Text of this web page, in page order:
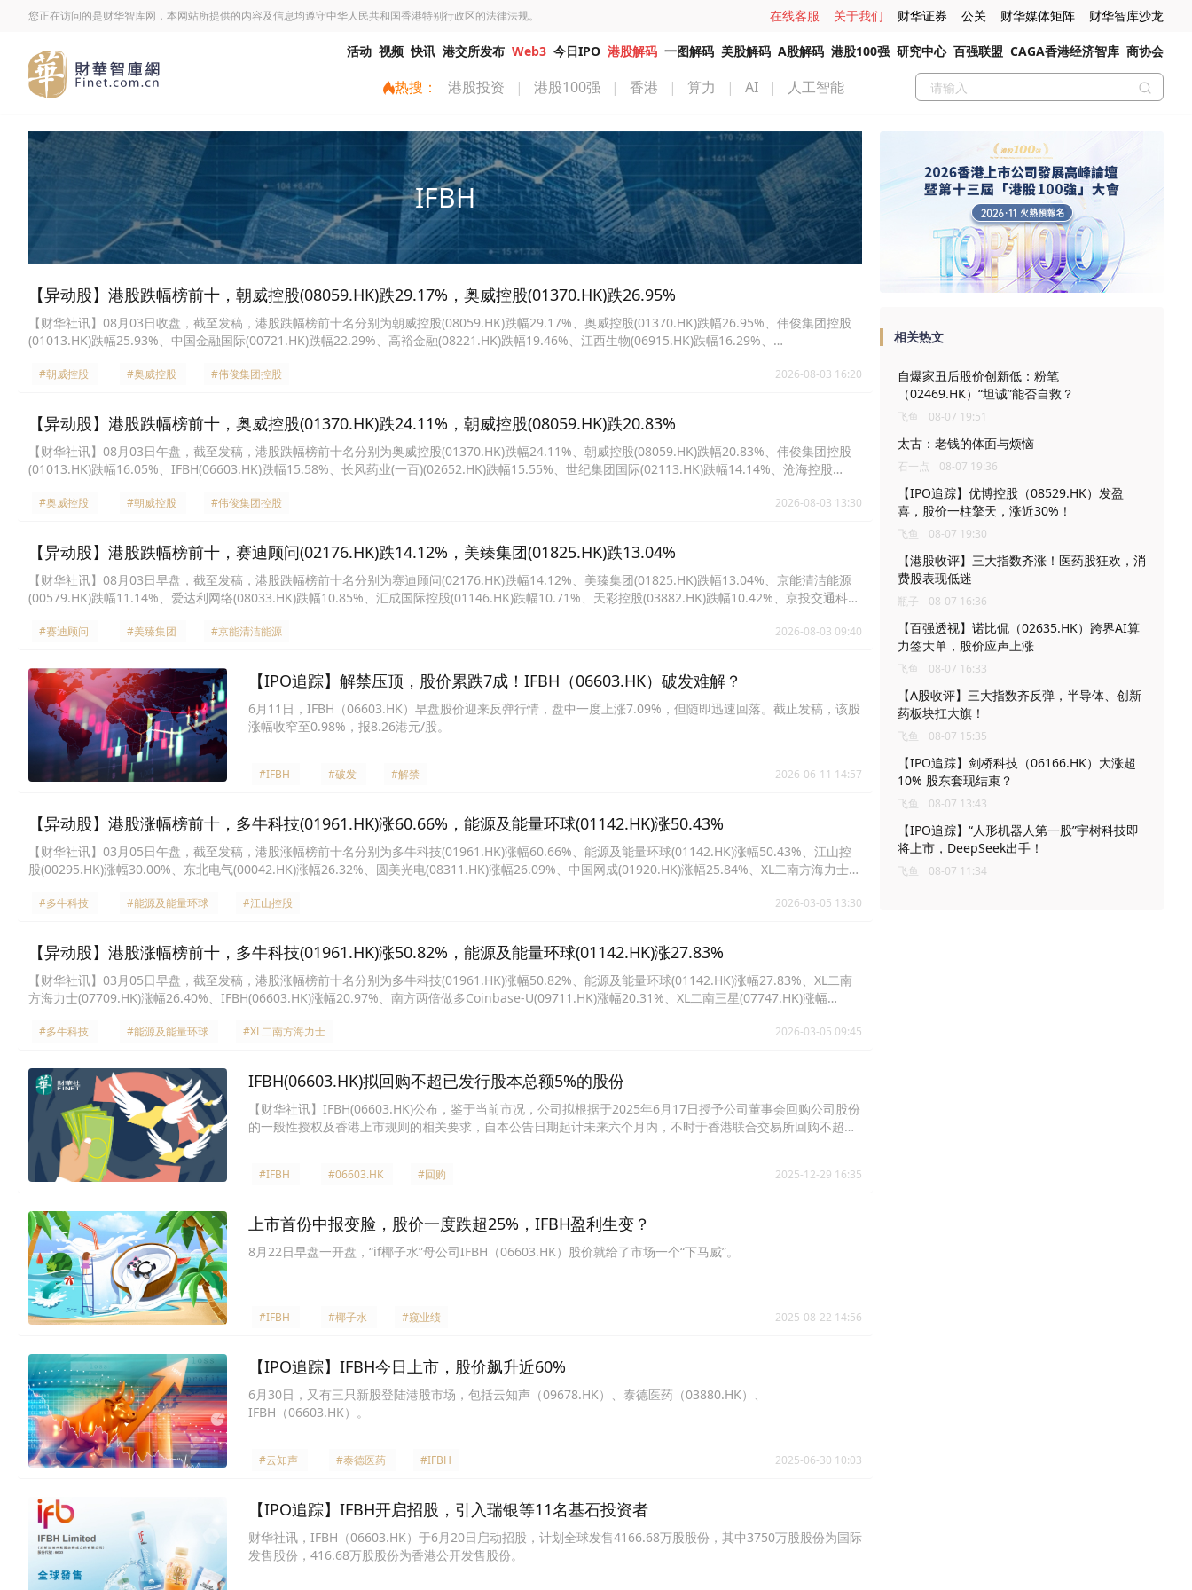
您正在访问的是财华智库网，本网站所提供的内容及信息均遵守中华人民共和国香港特别行政区的法律法规。 在线客服 关于我们 财华证券 公关 财华媒体矩阵 财华智库沙龙
活动 视频 快讯 港交所发布 Web3 今日IPO 港股解码 一图解码 美股解码 A股解码 港股100强 研究中心 百强联盟 CAGA香港经济智库 商协会
热搜： 港股投资 | 港股100强 | 香港 | 算力 | AI | 人工智能
IFBH
【异动股】港股跌幅榜前十，朝威控股(08059.HK)跌29.17%，奥威控股(01370.HK)跌26.95%
【财华社讯】08月03日收盘，截至发稿，港股跌幅榜前十名分别为朝威控股(08059.HK)跌幅29.17%、奥威控股(01370.HK)跌幅26.95%、伟俊集团控股
(01013.HK)跌幅25.93%、中国金融国际(00721.HK)跌幅22.29%、高裕金融(08221.HK)跌幅19.46%、江西生物(06915.HK)跌幅16.29%、
#朝威控股 #奥威控股 #伟俊集团控股 2026-08-03 16:20
【异动股】港股跌幅榜前十，奥威控股(01370.HK)跌24.11%，朝威控股(08059.HK)跌20.83%
【财华社讯】08月03日午盘，截至发稿，港股跌幅榜前十名分别为奥威控股(01370.HK)跌幅24.11%、朝威控股(08059.HK)跌幅20.83%、伟俊集团控股
(01013.HK)跌幅16.05%、IFBH(06603.HK)跌幅15.58%、长风药业(一百)(02652.HK)跌幅15.55%、世纪集团国际(02113.HK)跌幅14.14%、沧海控股
#奥威控股 #朝威控股 #伟俊集团控股 2026-08-03 13:30
【异动股】港股跌幅榜前十，赛迪顾问(02176.HK)跌14.12%，美臻集团(01825.HK)跌13.04%
【财华社讯】08月03日早盘，截至发稿，港股跌幅榜前十名分别为赛迪顾问(02176.HK)跌幅14.12%、美臻集团(01825.HK)跌幅13.04%、京能清洁能源
(00579.HK)跌幅11.14%、爱达利网络(08033.HK)跌幅10.85%、汇成国际控股(01146.HK)跌幅10.71%、天彩控股(03882.HK)跌幅10.42%、京投交通科技
#赛迪顾问 #美臻集团 #京能清洁能源 2026-08-03 09:40
【IPO追踪】解禁压顶，股价累跌7成！IFBH（06603.HK）破发难解？
6月11日，IFBH（06603.HK）早盘股价迎来反弹行情，盘中一度上涨7.09%，但随即迅速回落。截止发稿，该股
涨幅收窄至0.98%，报8.26港元/股。
#IFBH #破发 #解禁 2026-06-11 14:57
【异动股】港股涨幅榜前十，多牛科技(01961.HK)涨60.66%，能源及能量环球(01142.HK)涨50.43%
【财华社讯】03月05日午盘，截至发稿，港股涨幅榜前十名分别为多牛科技(01961.HK)涨幅60.66%、能源及能量环球(01142.HK)涨幅50.43%、江山控
股(00295.HK)涨幅30.00%、东北电气(00042.HK)涨幅26.32%、圆美光电(08311.HK)涨幅26.09%、中国网成(01920.HK)涨幅25.84%、XL二南方海力士
#多牛科技 #能源及能量环球 #江山控股 2026-03-05 13:30
【异动股】港股涨幅榜前十，多牛科技(01961.HK)涨50.82%，能源及能量环球(01142.HK)涨27.83%
【财华社讯】03月05日早盘，截至发稿，港股涨幅榜前十名分别为多牛科技(01961.HK)涨幅50.82%、能源及能量环球(01142.HK)涨幅27.83%、XL二南
方海力士(07709.HK)涨幅26.40%、IFBH(06603.HK)涨幅20.97%、南方两倍做多Coinbase-U(09711.HK)涨幅20.31%、XL二南三星(07747.HK)涨幅
倍做多Coinbase(07711.HK)涨幅16.09%。
#多牛科技 #能源及能量环球 #XL二南方海力士 2026-03-05 09:45
IFBH(06603.HK)拟回购不超已发行股本总额5%的股份
【财华社讯】IFBH(06603.HK)公布，鉴于当前市况，公司拟根据于2025年6月17日授予公司董事会回购公司股份
的一般性授权及香港上市规则的相关要求，自本公告日期起计未来六个月内，不时于香港联合交易所回购不超过
#IFBH #06603.HK #回购 2025-12-29 16:35
上市首份中报变脸，股价一度跌超25%，IFBH盈利生变？
8月22日早盘一开盘，“if椰子水”母公司IFBH（06603.HK）股价就给了市场一个“下马威”。
#IFBH #椰子水 #窥业绩 2025-08-22 14:56
【IPO追踪】IFBH今日上市，股价飙升近60%
6月30日，又有三只新股登陆港股市场，包括云知声（09678.HK）、泰德医药（03880.HK）、
IFBH（06603.HK）。
#云知声 #泰德医药 #IFBH 2025-06-30 10:03
【IPO追踪】IFBH开启招股，引入瑞银等11名基石投资者
财华社讯，IFBH（06603.HK）于6月20日启动招股，计划全球发售4166.68万股股份，其中3750万股股份为国际
发售股份，416.68万股股份为香港公开发售股份。
相关热文
自爆家丑后股价创新低：粉笔
（02469.HK）“坦诚”能否自救？
飞鱼 08-07 19:51
太古：老钱的体面与烦恼
石一点 08-07 19:36
【IPO追踪】优博控股（08529.HK）发盈
喜，股价一柱擎天，涨近30%！
飞鱼 08-07 19:30
【港股收评】三大指数齐涨！医药股狂欢，消
费股表现低迷
瓶子 08-07 16:36
【百强透视】诺比侃（02635.HK）跨界AI算
力签大单，股价应声上涨
飞鱼 08-07 16:33
【A股收评】三大指数齐反弹，半导体、创新
药板块扛大旗！
飞鱼 08-07 15:35
【IPO追踪】剑桥科技（06166.HK）大涨超
10% 股东套现结束？
飞鱼 08-07 13:43
【IPO追踪】“人形机器人第一股”宇树科技即
将上市，DeepSeek出手！
飞鱼 08-07 11:34